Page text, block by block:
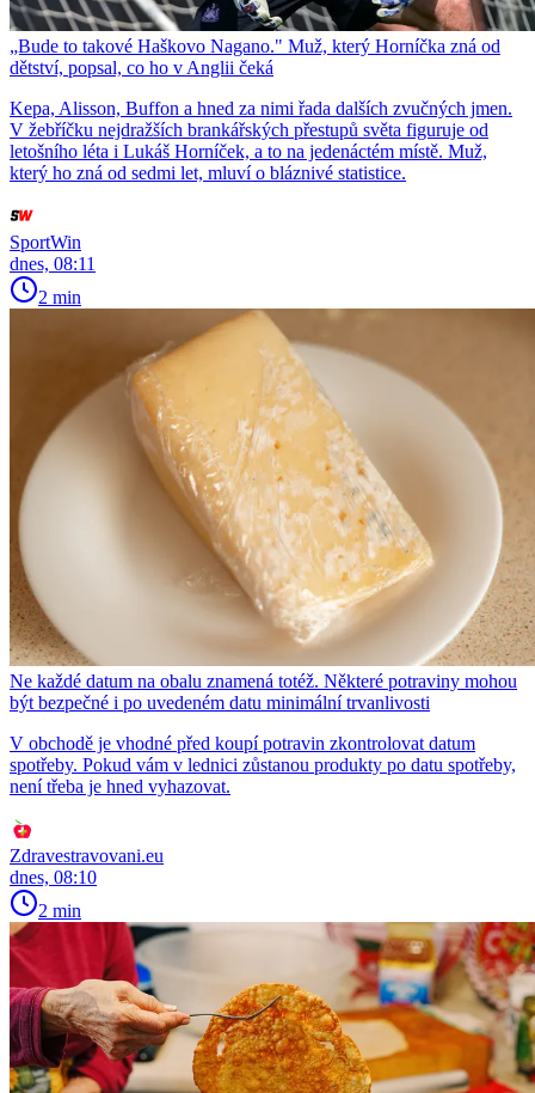
„Bude to takové Haškovo Nagano." Muž, který Horníčka zná od
dětství, popsal, co ho v Anglii čeká
Kepa, Alisson, Buffon a hned za nimi řada dalších zvučných jmen.
V žebříčku nejdražších brankářských přestupů světa figuruje od
letošního léta i Lukáš Horníček, a to na jedenáctém místě. Muž,
který ho zná od sedmi let, mluví o bláznivé statistice.
SportWin
dnes, 08:11
2 min
Ne každé datum na obalu znamená totéž. Některé potraviny mohou
být bezpečné i po uvedeném datu minimální trvanlivosti
V obchodě je vhodné před koupí potravin zkontrolovat datum
spotřeby. Pokud vám v lednici zůstanou produkty po datu spotřeby,
není třeba je hned vyhazovat.
Zdravestravovani.eu
dnes, 08:10
2 min